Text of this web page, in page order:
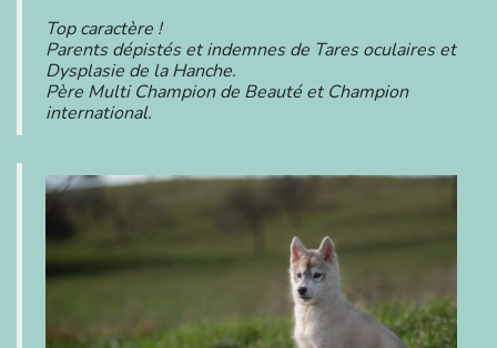
Top caractère !
Parents dépistés et indemnes de Tares oculaires et
Dysplasie de la Hanche.
Père Multi Champion de Beauté et Champion
international.